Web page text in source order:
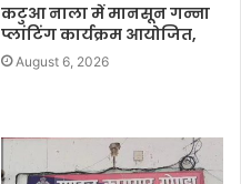
कटुआ नाला में मानसून गन्ना
प्लांटिंग कार्यक्रम आयोजित,
August 6, 2026